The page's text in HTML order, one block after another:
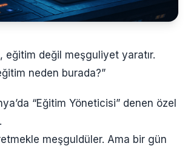
eğitim değil meşguliyet yaratır.
neden burada?”
“Eğitim Yöneticisi” denen özel
meşguldüler. Ama bir gün